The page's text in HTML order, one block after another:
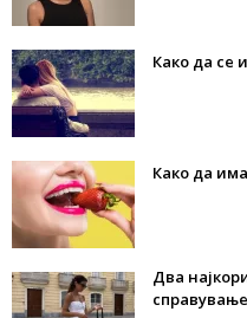
Како да се
Како да
Два